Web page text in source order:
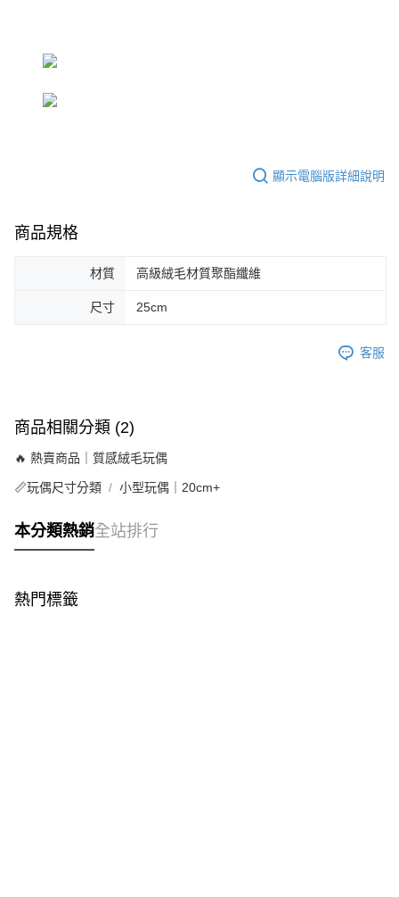
顯示電腦版詳細說明
商品規格
材質 高級絨毛材質聚酯纖維
尺寸 25cm
客服
商品相關分類 (2)
🔥 熱賣商品｜質感絨毛玩偶
📏玩偶尺寸分類 小型玩偶｜20cm+
本分類熱銷全站排行
熱門標籤